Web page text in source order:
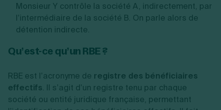
Monsieur Y contrôle la société A, indirectement, par
l’intermédiaire de la société B. On parle alors de
détention indirecte.
Qu’est-ce qu’un RBE ?
RBE est l’acronyme de registre des bénéficiaires
effectifs. Il s’agit d’un registre tenu par chaque
société ou entité juridique française, permettant